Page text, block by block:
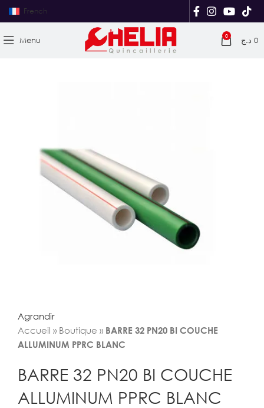
French
Menu 0 0 د.ج
Agrandir
Accueil » Boutique » BARRE 32 PN20 BI COUCHE
ALLUMINUM PPRC BLANC
BARRE 32 PN20 BI COUCHE
ALLUMINUM PPRC BLANC